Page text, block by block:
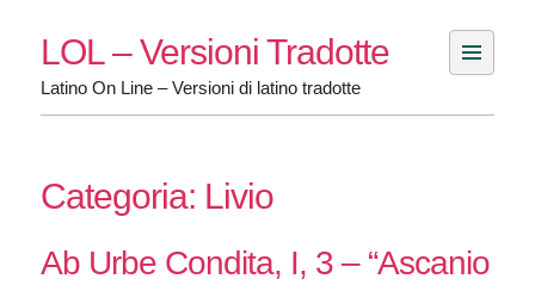
content
LOL – Versioni Tradotte
Latino On Line – Versioni di latino tradotte
Categoria: Livio
Ab Urbe Condita, I, 3 – “Ascanio